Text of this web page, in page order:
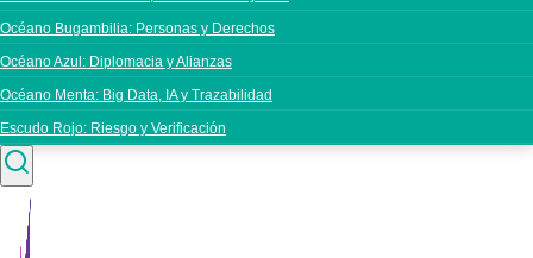
Océano Bugambilia: Personas y Derechos
Océano Azul: Diplomacia y Alianzas
Océano Menta: Big Data, IA y Trazabilidad
Escudo Rojo: Riesgo y Verificación